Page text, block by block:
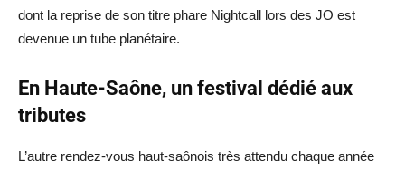
dont la reprise de son titre phare Nightcall lors des JO est
devenue un tube planétaire.
En Haute-Saône, un festival dédié aux
tributes
L’autre rendez-vous haut-saônois très attendu chaque année